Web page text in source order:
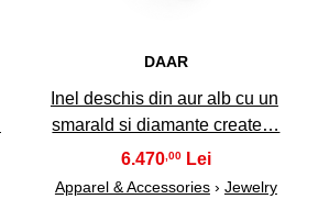
DAAR
Inel deschis din aur alb cu un
smarald si diamante create…
6.470,00
Apparel & Accessories› Jewelry